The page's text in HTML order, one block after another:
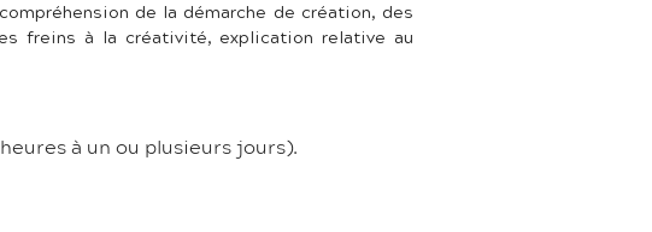
de la démarche de création, des
freins à la créativité, explication relative au
à un ou plusieurs jours).